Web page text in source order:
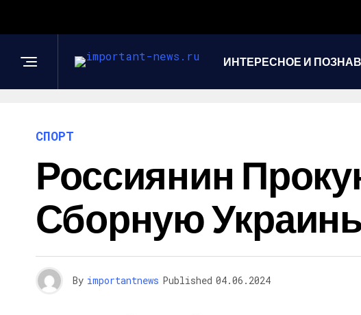
ИНТЕРЕСНОЕ И
СПОРТ
Россиянин
Сборную
By importantnews Published 04.06.2024